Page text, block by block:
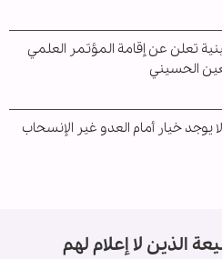
تعلن عن إقامة المؤتمر العلمي
الحسيني
يوجد خيار أمام العدو غير الإنسحاب
الذين لا إعلام لهم